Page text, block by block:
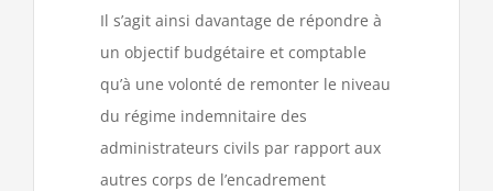
Il s’agit ainsi davantage de répondre à
un objectif budgétaire et comptable
qu’à une volonté de remonter le niveau
du régime indemnitaire des
administrateurs civils par rapport aux
autres corps de l’encadrement